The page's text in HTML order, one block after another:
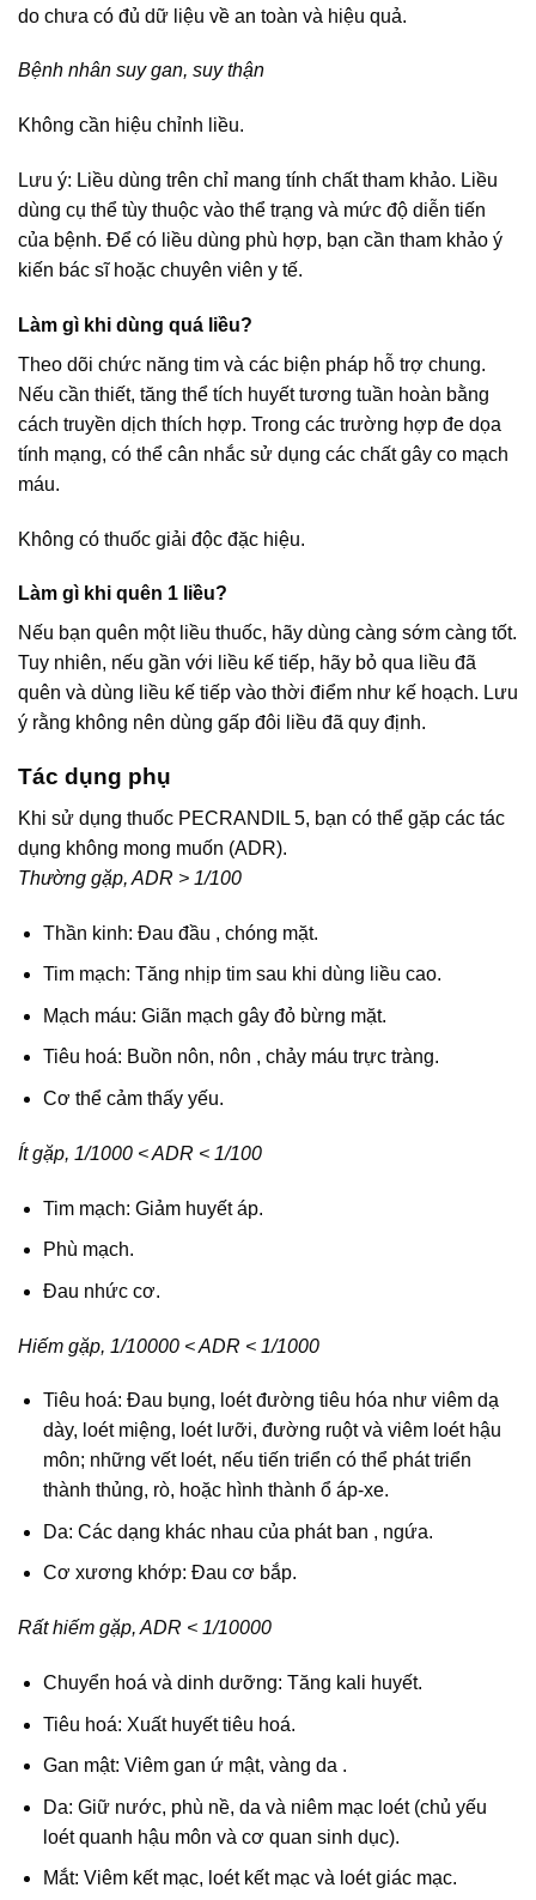
do chưa có đủ dữ liệu về an toàn và hiệu quả.
Bệnh nhân suy gan, suy thận
Không cần hiệu chỉnh liều.
Lưu ý: Liều dùng trên chỉ mang tính chất tham khảo. Liều
dùng cụ thể tùy thuộc vào thể trạng và mức độ diễn tiến
của bệnh. Để có liều dùng phù hợp, bạn cần tham khảo ý
kiến bác sĩ hoặc chuyên viên y tế.
Làm gì khi dùng quá liều?
Theo dõi chức năng tim và các biện pháp hỗ trợ chung.
Nếu cần thiết, tăng thể tích huyết tương tuần hoàn bằng
cách truyền dịch thích hợp. Trong các trường hợp đe dọa
tính mạng, có thể cân nhắc sử dụng các chất gây co mạch
máu.
Không có thuốc giải độc đặc hiệu.
Làm gì khi quên 1 liều?
Nếu bạn quên một liều thuốc, hãy dùng càng sớm càng tốt.
Tuy nhiên, nếu gần với liều kế tiếp, hãy bỏ qua liều đã
quên và dùng liều kế tiếp vào thời điểm như kế hoạch. Lưu
ý rằng không nên dùng gấp đôi liều đã quy định.
Tác dụng phụ
Khi sử dụng thuốc PECRANDIL 5, bạn có thể gặp các tác
dụng không mong muốn (ADR).
Thường gặp, ADR > 1/100
Thần kinh: Đau đầu , chóng mặt.
Tim mạch: Tăng nhịp tim sau khi dùng liều cao.
Mạch máu: Giãn mạch gây đỏ bừng mặt.
Tiêu hoá: Buồn nôn, nôn , chảy máu trực tràng.
Cơ thể cảm thấy yếu.
Ít gặp, 1/1000 < ADR < 1/100
Tim mạch: Giảm huyết áp.
Phù mạch.
Đau nhức cơ.
Hiếm gặp, 1/10000 < ADR < 1/1000
Tiêu hoá: Đau bụng, loét đường tiêu hóa như viêm dạ
dày, loét miệng, loét lưỡi, đường ruột và viêm loét hậu
môn; những vết loét, nếu tiến triển có thể phát triển
thành thủng, rò, hoặc hình thành ổ áp-xe.
Da: Các dạng khác nhau của phát ban , ngứa.
Cơ xương khớp: Đau cơ bắp.
Rất hiếm gặp, ADR < 1/10000
Chuyển hoá và dinh dưỡng: Tăng kali huyết.
Tiêu hoá: Xuất huyết tiêu hoá.
Gan mật: Viêm gan ứ mật, vàng da .
Da: Giữ nước, phù nề, da và niêm mạc loét (chủ yếu
loét quanh hậu môn và cơ quan sinh dục).
Mắt: Viêm kết mạc, loét kết mạc và loét giác mạc.